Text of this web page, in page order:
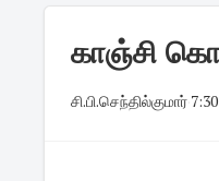
காஞ்சி
சி.பி.செந்தில்குமார்